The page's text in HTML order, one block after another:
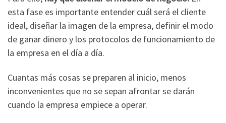
esta fase es importante entender cuál será el cliente
ideal, diseñar la imagen de la empresa, definir el modo
de ganar dinero y los protocolos de funcionamiento de
la empresa en el día a día.
Cuantas más cosas se preparen al inicio, menos
inconvenientes que no se sepan afrontar se darán
cuando la empresa empiece a operar.